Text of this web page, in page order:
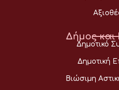
Δήμος και
Δημοτικό
Δημοτική
Βιώσιμη